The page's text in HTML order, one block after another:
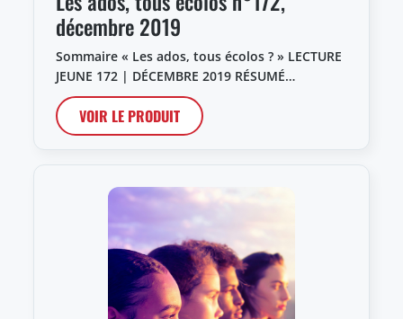
décembre 2019
Sommaire « Les ados, tous écolos ? » LECTURE
JEUNE 172 | DÉCEMBRE 2019 RÉSUMÉ…
VOIR LE PRODUIT